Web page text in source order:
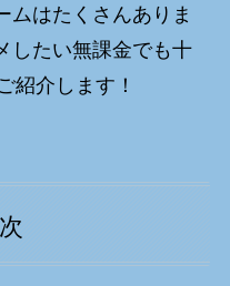
ムはたくさんありま
したい無課金でも十
紹介します！